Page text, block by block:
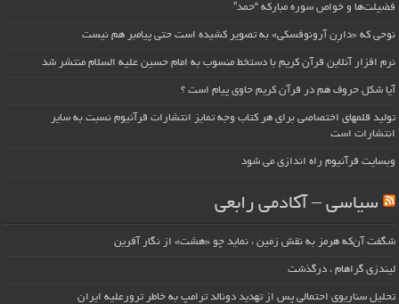
فضیلت‌ها و خواص سوره مبارکه “حمد”
نوحی که «دارِن آرونوفسکی» به تصویر کشیده است حتی پیامبر هم نیست
نرم افزار آنلاین قرآن کریم با دستخط منسوب به امام حسین علیه السلام منتشر شد
آیا شکل حروف هم در قرآن کریم حاوی پیام است ؟
تولید قلمهای اختصاصی برای هر کتاب وجه تمایز انتشارات قرآنیوم نسبت به سایر
انتشارات است
وبسایت قرآنیوم راه اندازی می شود
سیاسی – آکادمی رابعی
شگفت آن‌که هرمز به نقش زمین ، نماید چو «هشت» از نگار آفرین
لیندزی گراهام ، درگذشت
تحلیل سناریوی احتمالی پس از تهدید دونالد ترامپ به خاطر ترورعلیه ایران